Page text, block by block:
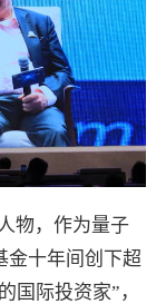
物，作为量子
金十年间创下超
国际投资家”，